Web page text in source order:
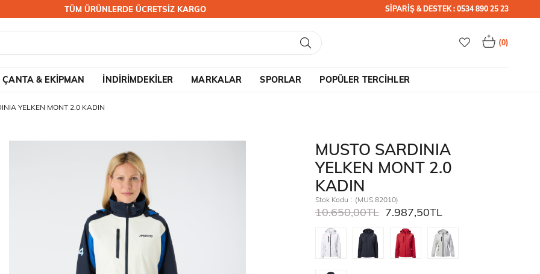
TÜM ÜRÜNLERDE ÜCRETSİZ KARGO SİPARİŞ & DESTEK : 0534 890 25 23
0
ÇANTA & EKİPMAN İNDİRİMDEKİLER MARKALAR SPORLAR POPÜLER TERCİHLER
YELKEN MONT 2.0 KADIN
MUSTO SARDINIA
YELKEN MONT 2.0
KADIN
Stok Kodu (MUS.82010)
10.650,00TL 7.987,50TL